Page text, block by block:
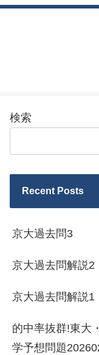
検索
Recent Posts
京大過去問3
京大過去問解説2
京大過去問解説1
的中率抜群!東大
学予想問題